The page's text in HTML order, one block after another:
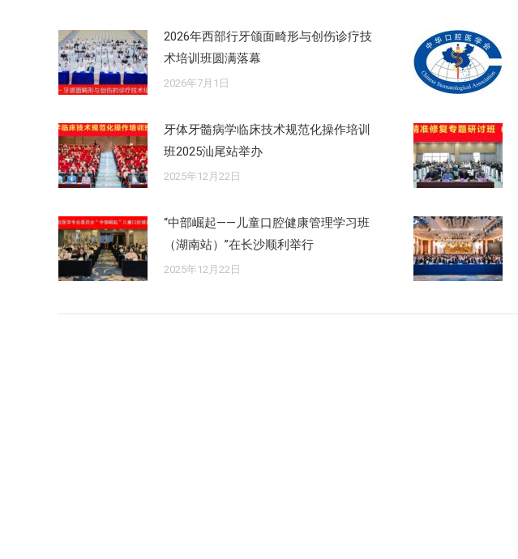
2026年西部行牙颌面畸形与创伤诊疗技
术培训班圆满落幕
2026年7月1日
牙体牙髓病学临床技术规范化操作培训
班2025汕尾站举办
2025年12月22日
“中部崛起——儿童口腔健康管理学习班
（湖南站）”在长沙顺利举行
2025年12月22日